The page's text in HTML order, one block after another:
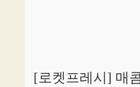
[로켓프레시] 매